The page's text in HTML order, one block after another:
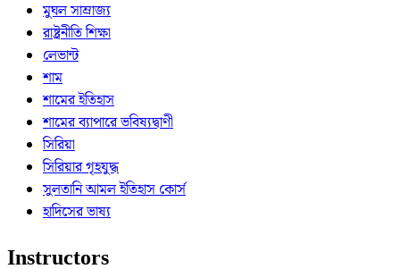
মুঘল সাম্রাজ্য
রাষ্ট্রনীতি শিক্ষা
লেভান্ট
শাম
শামের ইতিহাস
শামের ব্যাপারে ভবিষ্যদ্বাণী
সিরিয়া
সিরিয়ার গৃহযুদ্ধ
সুলতানি আমল ইতিহাস কোর্স
হাদিসের ভাষ্য
Instructors